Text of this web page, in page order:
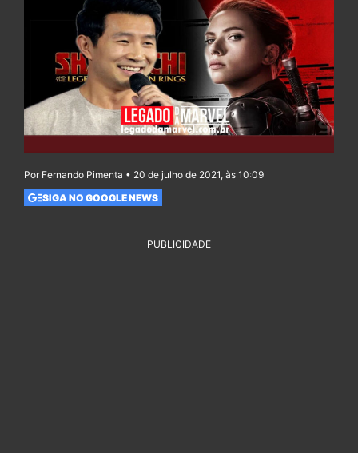
Por Fernando Pimenta • 20 de julho de 2021, às 10:09
SIGA NO GOOGLE NEWS
PUBLICIDADE